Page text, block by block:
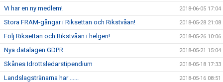
Vi har en ny medlem! 2018-06-05 17:04
Stora FRAM-gångar i Riksettan och Rikstvåan! 2018-05-28 21:08
Följ Riksettan och Rikstvåan i helgen! 2018-05-26 10:06
Nya datalagen GDPR 2018-05-21 15:04
Skånes Idrottsledarstipendium 2018-05-18 17:33
Landslagstränarna har ...... 2018-05-16 08:51